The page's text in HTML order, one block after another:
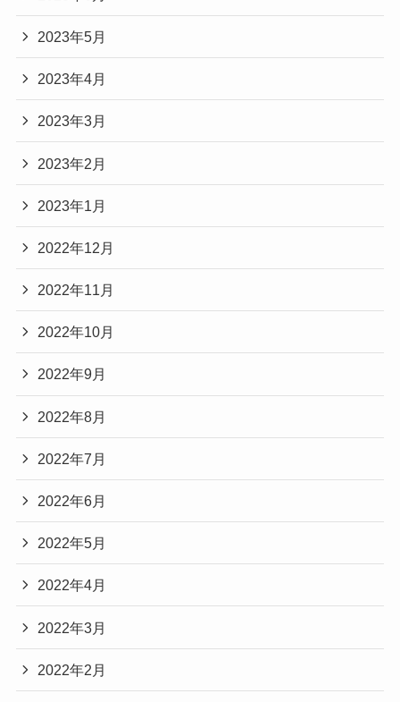
2023年5月
2023年4月
2023年3月
2023年2月
2023年1月
2022年12月
2022年11月
2022年10月
2022年9月
2022年8月
2022年7月
2022年6月
2022年5月
2022年4月
2022年3月
2022年2月